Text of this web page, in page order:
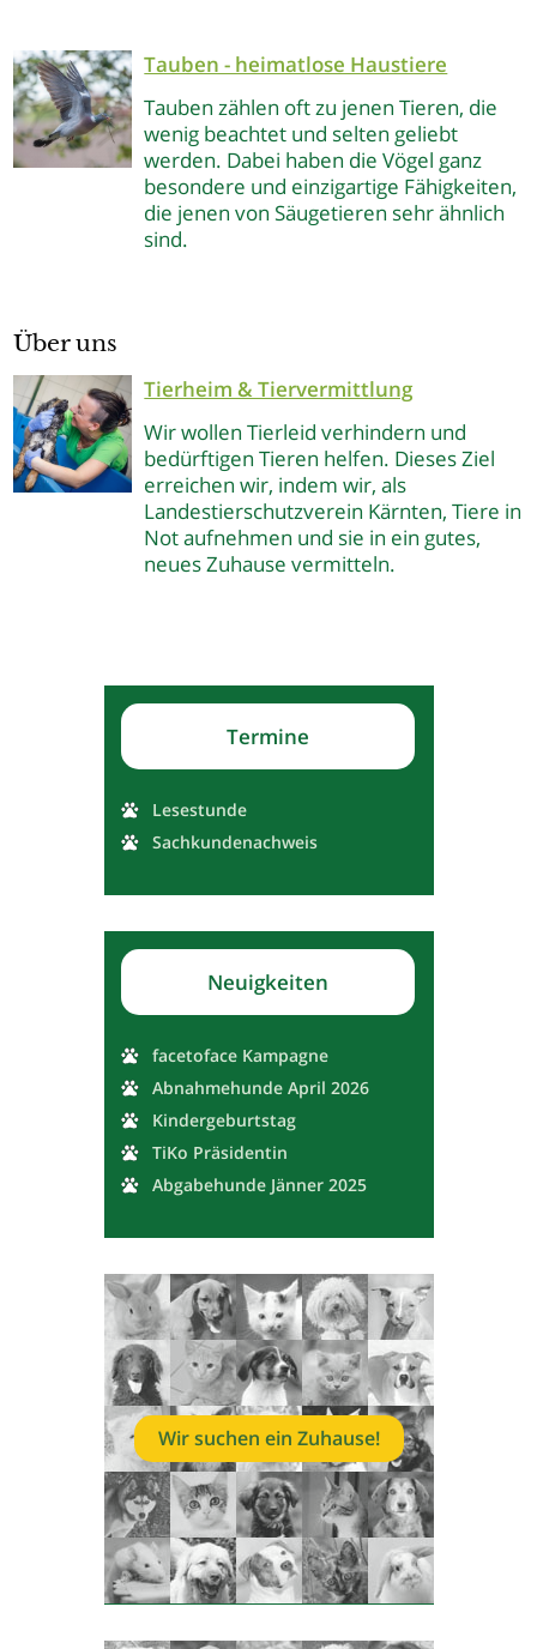
Tauben - heimatlose Haustiere
Tauben zählen oft zu jenen Tieren, die
wenig beachtet und selten geliebt
werden. Dabei haben die Vögel ganz
besondere und einzigartige Fähigkeiten,
die jenen von Säugetieren sehr ähnlich
sind.
Über uns
Tierheim & Tiervermittlung
Wir wollen Tierleid verhindern und
bedürftigen Tieren helfen. Dieses Ziel
erreichen wir, indem wir, als
Landestierschutzverein Kärnten, Tiere in
Not aufnehmen und sie in ein gutes,
neues Zuhause vermitteln.
Termine
Lesestunde
Sachkundenachweis
Neuigkeiten
facetoface Kampagne
Abnahmehunde April 2026
Kindergeburtstag
TiKo Präsidentin
Abgabehunde Jänner 2025
Wir suchen ein Zuhause!